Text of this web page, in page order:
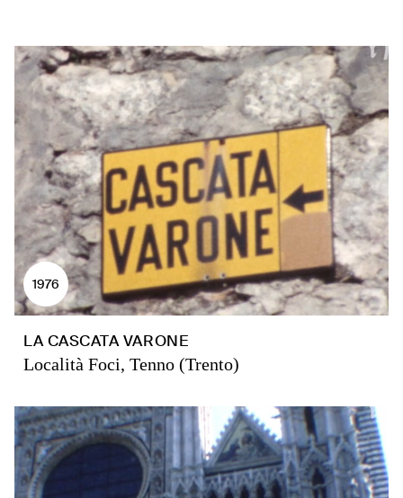
1976
LA CASCATA VARONE
Località Foci, Tenno (Trento)